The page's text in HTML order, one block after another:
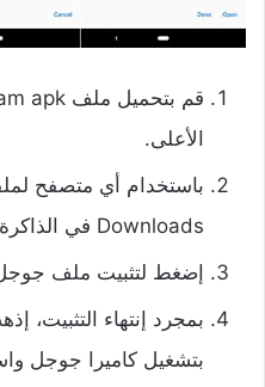
الأعلى.
باستخدام أي متصفح
Downloads في الذاكرة التخزينية الداخلية.
إضغط لتثبيت ملف
بمجرد إنتهاء التثبيت،
بتشغيل كاميرا جوجل